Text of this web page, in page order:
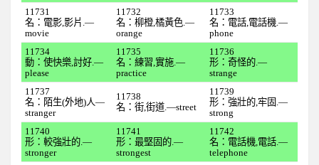
全民英檢初級206
全民英檢初級207
全民英檢初級208
全民英檢初級209
全民英檢初級210
全民英檢初級211
11731
名：電影,影片.—
movie
11732
名：柳橙,橘黃色.—
orange
11733
名：電話,電話機.—
phone
11734
動：使快樂,討好.—
please
11735
名：練習,實施.—
practice
11736
形：奇怪的.—
strange
11737
名：陌生(外地)人—
stranger
11738
名：街,街道.—street
11739
形：強壯的,牢固.—
strong
11740
形：較強壯的.—
stronger
11741
形：最堅固的.—
strongest
11742
名：電話機,電話.—
telephone